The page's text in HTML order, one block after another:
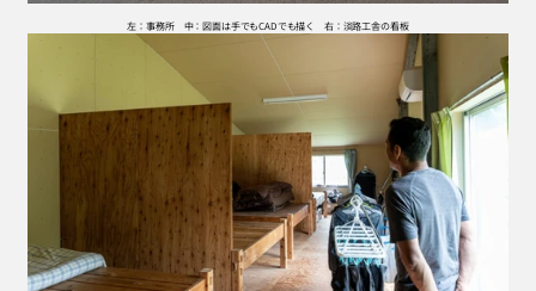
左：事務所　中：図面は手でもCADでも描く　右：淡路工舎の看板